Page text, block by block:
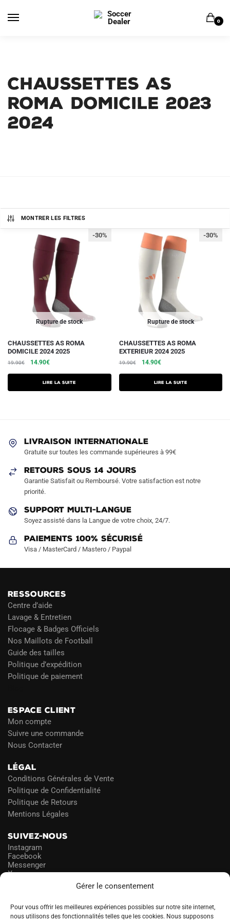
Gérer le consentement
Pour vous offrir les meilleures expériences possibles sur notre site internet,
nous utilisons des fonctionnalités telles que les cookies. Nous supposons
0
Chaussettes AS
Roma Domicile 2023
2024
MONTRER LES FILTRES
Rupture de stock
-30%
CHAUSSETTES AS ROMA
DOMICILE 2024 2025
19.90€
Le
initial
était :
14.90€Le
actuel
est :
Lire la suite
Rupture de stock
-30%
CHAUSSETTES AS ROMA
EXTERIEUR 2024 2025
19.90€
Le
initial
était :
14.90€Le
actuel
est :
Lire la suite
LIVRAISON INTERNATIONALE
Gratuite sur toutes les commande supérieures à 99€
RETOURS SOUS 14 JOURS
Garantie Satisfait ou Remboursé. Votre satisfaction est notre
priorité.
SUPPORT MULTI-LANGUE
Soyez assisté dans la Langue de votre choix, 24/7.
Paiements 100% Sécurisé
Visa / MasterCard / Mastero / Paypal
RESSOURCES
Centre d’aide
Lavage & Entretien
Flocage & Badges Officiels
Nos Maillots de Football
Guide des tailles
Politique d’expédition
Politique de paiement
ESPACE CLIENT
Mon compte
Suivre une commande
Nous Contacter
LÉGAL
Conditions Générales de Vente
Politique de Confidentialité
Politique de Retours
Mentions Légales
SUIVEZ-NOUS
Instagram
Facebook
Messenger
X